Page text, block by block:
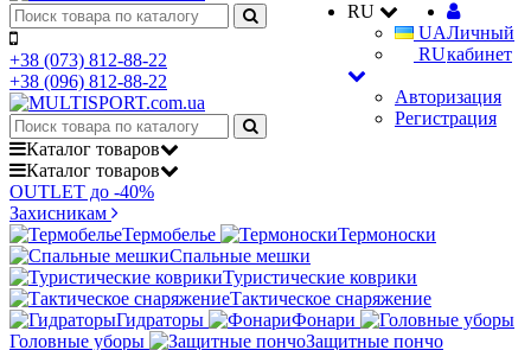
RU
UA
RU
Личный
кабинет
Авторизация
Регистрация
+38 (073) 812-88-22
+38 (096) 812-88-22
Каталог товаров
Каталог товаров
OUTLET до -40%
Захисникам
Термобелье
Термоноски
Спальные мешки
Туристические коврики
Тактическое снаряжение
Гидраторы
Фонари
Головные уборы
Защитные пончо